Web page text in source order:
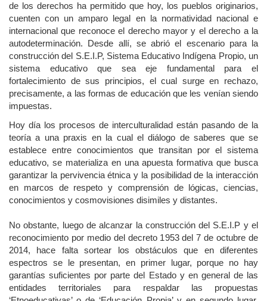
de los derechos ha permitido que hoy, los pueblos originarios,
cuenten con un amparo legal en la normatividad nacional e
internacional que reconoce el derecho mayor y el derecho a la
autodeterminación. Desde allí, se abrió el escenario para la
construcción del S.E.I.P, Sistema Educativo Indígena Propio, un
sistema educativo que sea eje fundamental para el
fortalecimiento de sus principios, el cual surge en rechazo,
precisamente, a las formas de educación que les venían siendo
impuestas.
Hoy día los procesos de interculturalidad están pasando de la
teoría a una praxis en la cual el diálogo de saberes que se
establece entre conocimientos que transitan por el sistema
educativo, se materializa en una apuesta formativa que busca
garantizar la pervivencia étnica y la posibilidad de la interacción
en marcos de respeto y comprensión de lógicas, ciencias,
conocimientos y cosmovisiones disimiles y distantes.
No obstante, luego de alcanzar la construcción del S.E.I.P y el
reconocimiento por medio del decreto 1953 del 7 de octubre de
2014, hace falta sortear los obstáculos que en diferentes
espectros se le presentan, en primer lugar, porque no hay
garantías suficientes por parte del Estado y en general de las
entidades territoriales para respaldar las propuestas